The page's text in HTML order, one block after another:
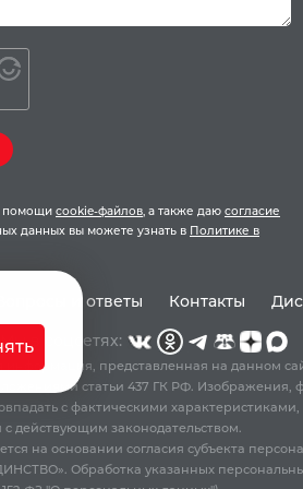
помощи cookie-файлов, а также даю согласие
данных вы можете узнать в Политике в
Вопросы и ответы Контакты
Мы в соцсетях:
представленная на данном
статьи 437 ГК РФ. Изображения,
с фактическими характеристиками,
действующим законодательством.
на основании согласия субъекта
Обработка указанных